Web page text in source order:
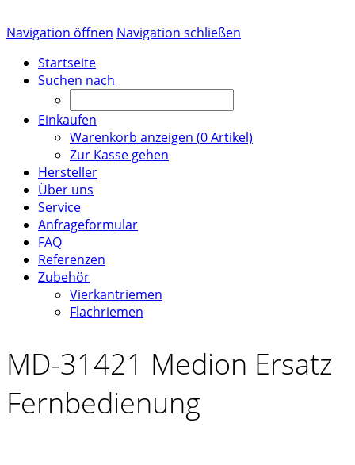
Navigation öffnen Navigation schließen
Startseite
Suchen nach
Einkaufen
Warenkorb anzeigen (0Artikel)
Zur Kasse gehen
Hersteller
Über uns
Service
Anfrageformular
FAQ
Referenzen
Zubehör
Vierkantriemen
Flachriemen
MD-31421 Medion Ersatz
Fernbedienung